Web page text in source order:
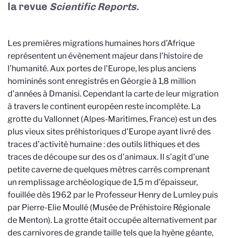
la revue Scientific Reports.
Les premières migrations humaines hors d’Afrique
représentent un évènement majeur dans l’histoire de
l’humanité. Aux portes de l’Europe, les plus anciens
homininés sont enregistrés en Géorgie à 1,8 million
d’années à Dmanisi. Cependant la carte de leur migration
à travers le continent européen reste incomplète. La
grotte du Vallonnet (Alpes-Maritimes, France) est un des
plus vieux sites préhistoriques d’Europe ayant livré des
traces d’activité humaine : des outils lithiques et des
traces de découpe sur des os d’animaux. Il s’agit d’une
petite caverne de quelques mètres carrés comprenant
un remplissage archéologique de 1,5 m d’épaisseur,
fouillée dès 1962 par le Professeur Henry de Lumley puis
par Pierre-Elie Moullé (Musée de Préhistoire Régionale
de Menton). La grotte était occupée alternativement par
des carnivores de grande taille tels que la hyène géante,